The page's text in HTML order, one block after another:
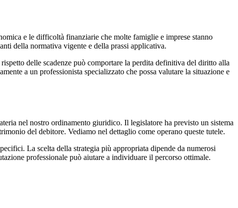
e le difficoltà finanziarie che molte famiglie e imprese stanno
della normativa vigente e della prassi applicativa.
delle scadenze può comportare la perdita definitiva del diritto alla
a un professionista specializzato che possa valutare la situazione e
nel nostro ordinamento giuridico. Il legislatore ha previsto un sistema
del debitore. Vediamo nel dettaglio come operano queste tutele.
La scelta della strategia più appropriata dipende da numerosi
professionale può aiutare a individuare il percorso ottimale.